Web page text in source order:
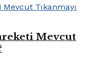
Mevcut